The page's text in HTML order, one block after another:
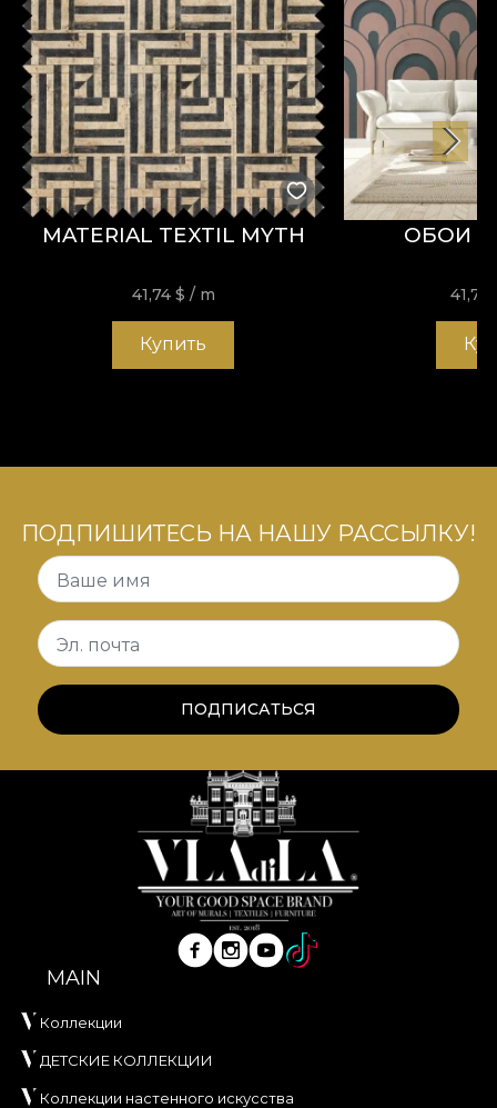
MATERIAL TEXTIL MYTH
41,74 $ / m
Купить
ОБОИ
41,74
ПОДПИШИТЕСЬ НА НАШУ РАССЫЛКУ!
Ваше имя
Эл. почта
ПОДПИСАТЬСЯ
MAIN
Коллекции
ДЕТСКИЕ КОЛЛЕКЦИИ
Коллекции настенного искусства